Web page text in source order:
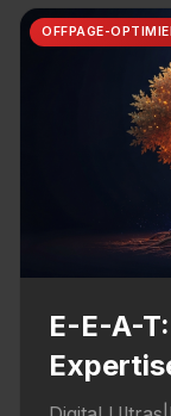
OFFPAGE-
E-E-A-
Trust